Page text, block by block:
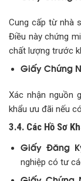
Cung cấp từ nhà
Điều này chứng
chất lượng trước
Giấy Chứng
Xác nhận nguồn
khẩu ưu đãi nếu
3.4. Các Hồ Sơ
Giấy Đăng
nghiệp có tư